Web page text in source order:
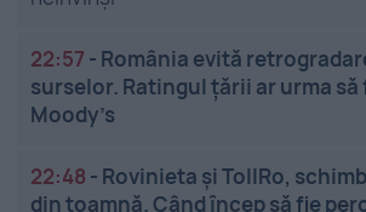
22:57 - România evită
surselor. Ratingul țării ar urma
Moody’s
22:48 - Rovinieta și TollRo,
din toamnă. Când încep să fie